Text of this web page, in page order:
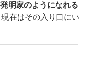
明家のようになれる
在はその入り口にい